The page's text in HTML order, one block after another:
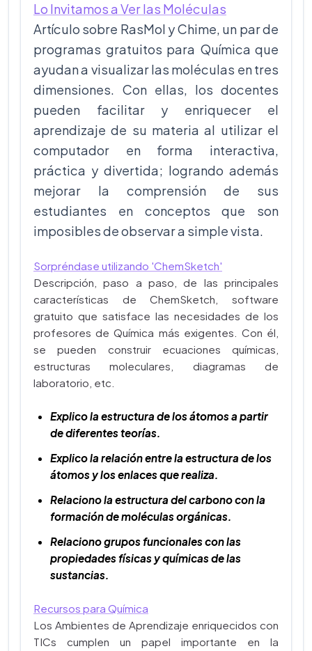
Lo Invitamos a Ver las Moléculas
Artículo sobre RasMol y Chime, un par de
programas gratuitos para Química que
ayudan a visualizar las moléculas en tres
dimensiones. Con ellas, los docentes
pueden facilitar y enriquecer el
aprendizaje de su materia al utilizar el
computador en forma interactiva,
práctica y divertida; logrando además
mejorar la comprensión de sus
estudiantes en conceptos que son
imposibles de observar a simple vista.
Sorpréndase utilizando 'ChemSketch'
Descripción, paso a paso, de las principales
características de ChemSketch, software
gratuito que satisface las necesidades de los
profesores de Química más exigentes. Con él,
se pueden construir ecuaciones químicas,
estructuras moleculares, diagramas de
laboratorio, etc.
Explico la estructura de los átomos a partir
de diferentes teorías.
Explico la relación entre la estructura de los
átomos y los enlaces que realiza.
Relaciono la estructura del carbono con la
formación de moléculas orgánicas.
Relaciono grupos funcionales con las
propiedades físicas y químicas de las
sustancias.
Recursos para Química
Los Ambientes de Aprendizaje enriquecidos con
TICs cumplen un papel importante en la